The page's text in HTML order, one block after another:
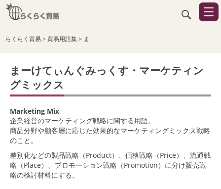
らくらく貿易> 貿易用語集> ま
まーけてぃんぐみっくす・マーケティン
グミックス
Marketing Mix
企業経営のマーケティング戦略に関する用語。
商品分野や顧客層に応じた効果的なマーケティングミックス戦略
のこと。
差別化などの製品戦略（Product）、価格戦略（Price）、流通戦
略（Place）、プロモーション戦略（Promotion）に分け販売戦
略の検討材料にする。